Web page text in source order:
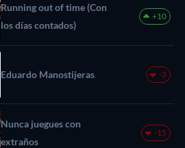
Running out of time (Con
los días contados)
+10
Eduardo Manostijeras -3
Nunca juegues con
extraños
-15